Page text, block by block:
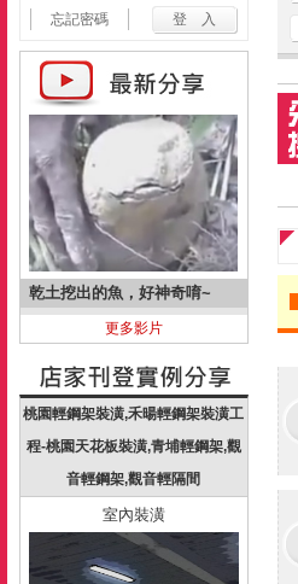
忘記密碼
乾土挖出的魚，好神奇唷~
更多影片
桃園輕鋼架裝潢,禾暘輕鋼架裝潢工
程-桃園天花板裝潢,青埔輕鋼架,觀
音輕鋼架,觀音輕隔間
室內裝潢